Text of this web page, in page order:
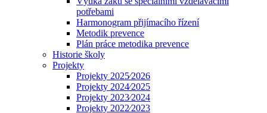
potřebami
Harmonogram přijímacího řízení
Metodik prevence
Plán práce metodika prevence
Historie školy
Projekty
Projekty 2025⁄2026
Projekty 2024⁄2025
Projekty 2023⁄2024
Projekty 2022⁄2023